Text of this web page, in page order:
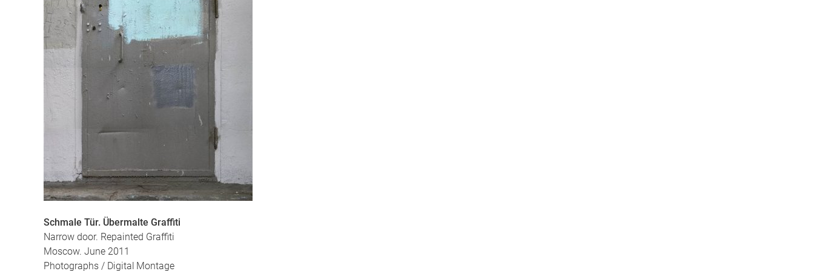
Schmale Tür. Übermalte Graffiti
Narrow door. Repainted Graffiti
Moscow. June 2011
Photographs / Digital Montage